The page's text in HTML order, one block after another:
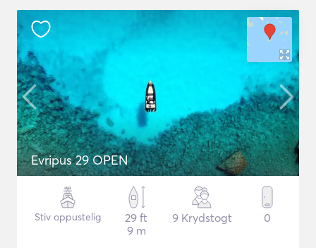
Evripus 29 OPEN
Stiv oppustelig
29 ft
9 m
9 Krydstogt 0